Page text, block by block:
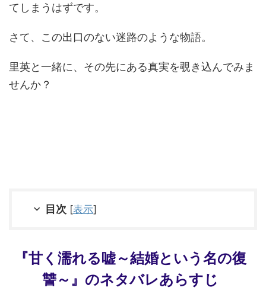
てしまうはずです。
さて、この出口のない迷路のような物語。
里英と一緒に、その先にある真実を覗き込んでみま
せんか？
目次 [表示]
『甘く濡れる嘘～結婚という名の復
讐～』のネタバレあらすじ